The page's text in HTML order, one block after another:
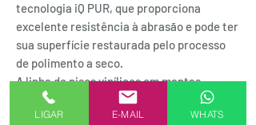
tecnologia iQ PUR, que proporciona
excelente resistência à abrasão e pode ter
sua superfície restaurada pelo processo
de polimento a seco.
A linha de pisos vinílicos em mantas
homogêneas Tarkett iQ Toro SC® é a
melhor opção para áreas que necessitam
LIGAR E-MAIL WHATS